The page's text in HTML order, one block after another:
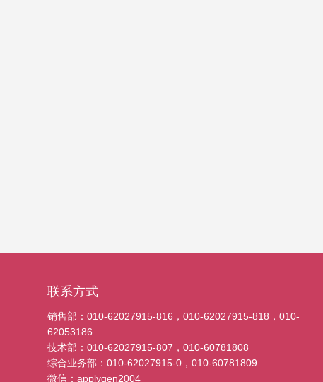
联系方式
销售部：010-62027915-816，010-62027915-818，010-
62053186
技术部：010-62027915-807，010-60781808
综合业务部：010-62027915-0，010-60781809
微信：applygen2004